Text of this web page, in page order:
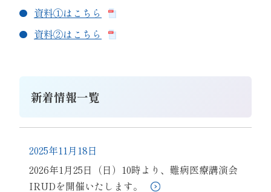
資料①はこちら
資料②はこちら
新着情報一覧
2025年11月18日
2026年1月25日（日）10時より、難病医療講演会
IRUDを開催いたします。